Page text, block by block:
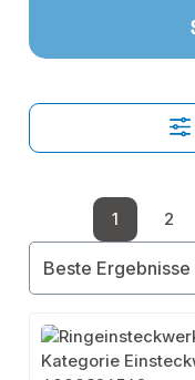
Seite
1 2